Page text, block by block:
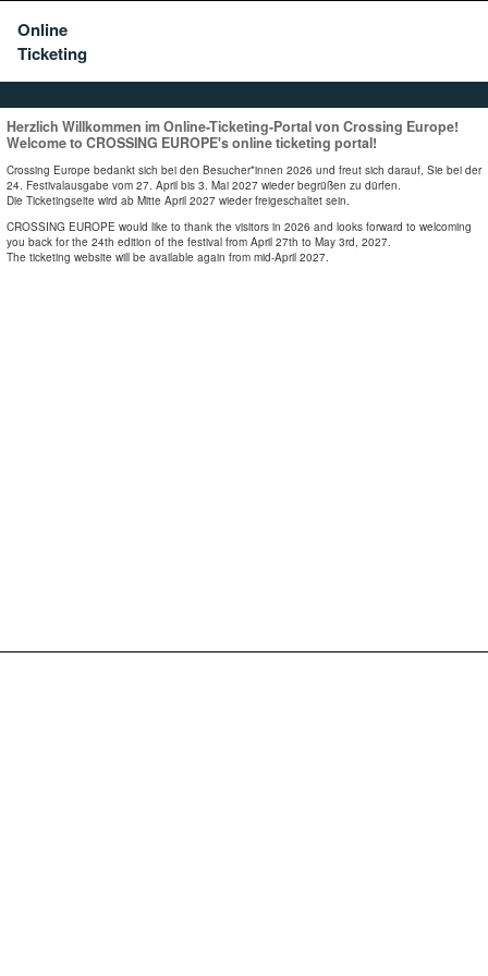
Online
Ticketing
Herzlich Willkommen im Online-Ticketing-Portal von Crossing Europe!
Welcome to CROSSING EUROPE's online ticketing portal!
Crossing Europe bedankt sich bei den Besucher*innen 2026 und freut sich darauf, Sie bei der
24. Festivalausgabe vom 27. April bis 3. Mai 2027 wieder begrüßen zu dürfen.
Die Ticketingseite wird ab Mitte April 2027 wieder freigeschaltet sein.
CROSSING EUROPE would like to thank the visitors in 2026 and looks forward to welcoming
you back for the 24th edition of the festival from April 27th to May 3rd, 2027.
The ticketing website will be available again from mid-April 2027.